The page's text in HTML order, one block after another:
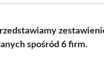
spośród 6 firm.